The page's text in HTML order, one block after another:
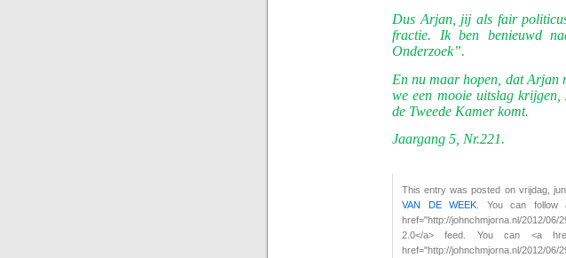
Dus Arjan, jij als fair
fractie. Ik ben benieuwd
Onderzoek”.
En nu maar hopen, dat Arjan
we een mooie uitslag
de Tweede Kamer komt.
Jaargang 5, Nr.221.
This entry was posted on vrijdag,
VAN DE WEEK . You can
href="http://johnchmjorna.nl/2012/06/
2.0</a> feed. You can <a
href="http://johnchmjorna.nl/2012/